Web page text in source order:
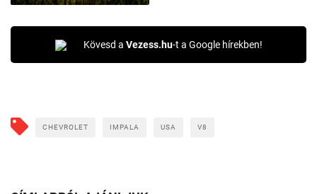
Kövesd a Vezess.hu-t a Google hírekben!
CHEVROLET IMPALA USA V8